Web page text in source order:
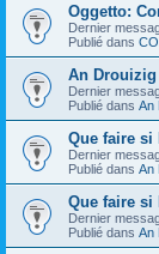
Oggetto:
Dernier
Publié dans
An Drouizig
Dernier
Publié dans An
Que faire si
Dernier
Publié dans An
Que faire si
Dernier
Publié dans An